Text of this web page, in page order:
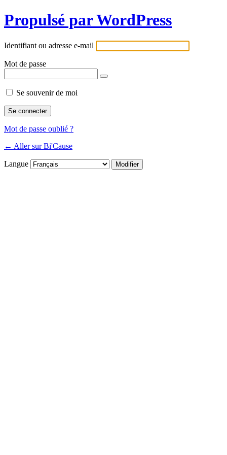
Propulsé par WordPress
Identifiant ou adresse e-mail
Mot de passe
Se souvenir de moi
Mot de passe oublié ?
← Aller sur Bi'Cause
Langue